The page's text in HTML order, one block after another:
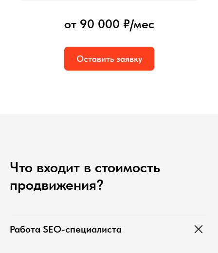
от 90 000 ₽/мес
Оставить заявку
Что входит в стоимость
продвижения?
Работа SEO-специалиста